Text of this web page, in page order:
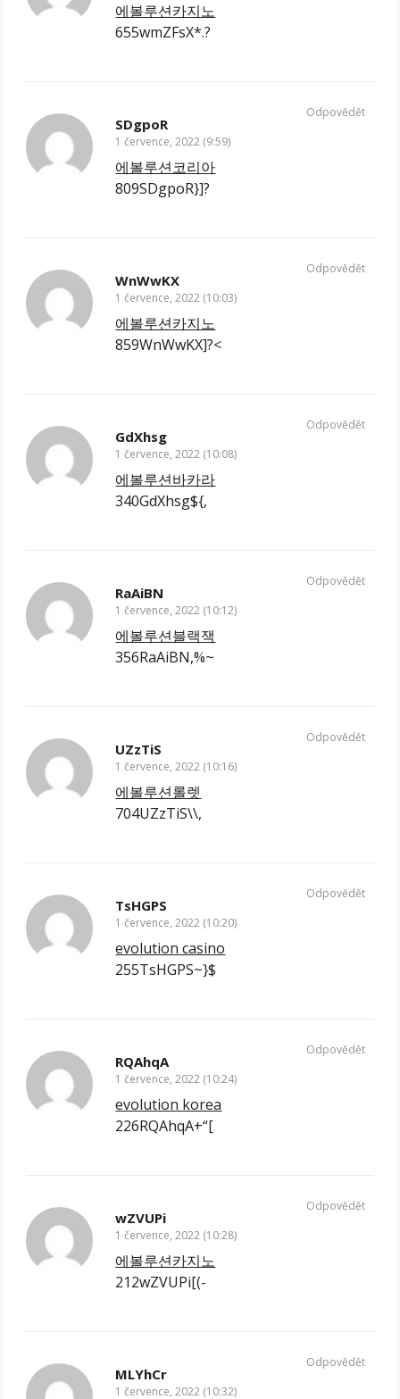
에볼루션카지노
655wmZFsX*.?
SDgpoR
1 července, 2022 (9:59)
에볼루션코리아
809SDgpoR}]?
Odpovědět
WnWwKX
1 července, 2022 (10:03)
에볼루션카지노
859WnWwKX]?<
Odpovědět
GdXhsg
1 července, 2022 (10:08)
에볼루션바카라
340GdXhsg${,
Odpovědět
RaAiBN
1 července, 2022 (10:12)
에볼루션블랙잭
356RaAiBN,%~
Odpovědět
UZzTiS
1 července, 2022 (10:16)
에볼루션롤렛
704UZzTiS\\,
Odpovědět
TsHGPS
1 července, 2022 (10:20)
evolution casino
255TsHGPS~}$
Odpovědět
RQAhqA
1 července, 2022 (10:24)
evolution korea
226RQAhqA+“[
Odpovědět
wZVUPi
1 července, 2022 (10:28)
에볼루션카지노
212wZVUPi[(-
Odpovědět
MLYhCr
1 července, 2022 (10:32)
Odpovědět